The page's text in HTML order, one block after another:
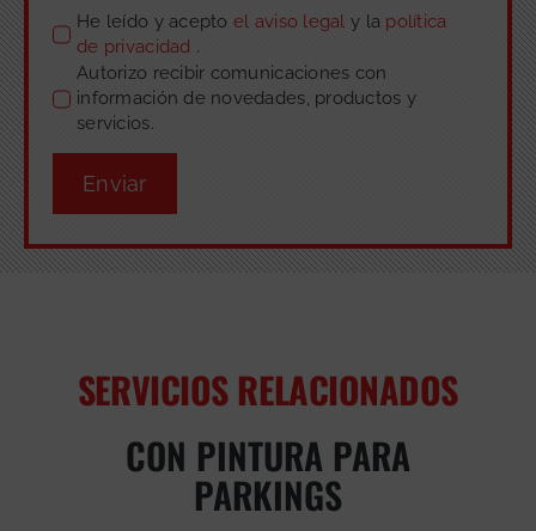
He leído y acepto el aviso legaly la política
de privacidad .
Autorizo recibir comunicaciones con
información de novedades, productos y
servicios.
Enviar
SERVICIOS RELACIONADOS
CON PINTURA PARA
PARKINGS